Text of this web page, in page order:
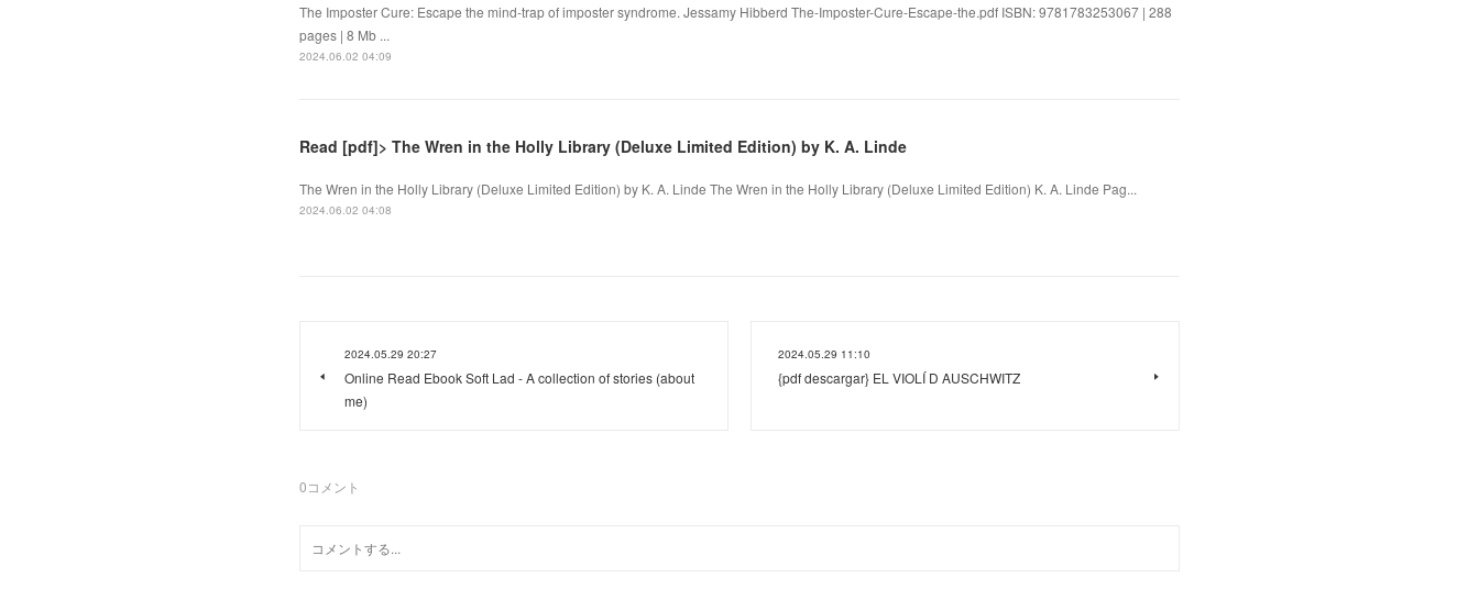
The Imposter Cure: Escape the mind-trap of imposter syndrome. Jessamy Hibberd The-Imposter-Cure-Escape-the.pdf ISBN: 9781783253067 | 288
pages | 8 Mb ...
2024.06.02 04:09
Read [pdf]> The Wren in the Holly Library (Deluxe Limited Edition) by K. A. Linde
The Wren in the Holly Library (Deluxe Limited Edition) by K. A. Linde The Wren in the Holly Library (Deluxe Limited Edition) K. A. Linde Pag...
2024.06.02 04:08
2024.05.29 20:27
Online Read Ebook Soft Lad - A collection of stories (about
me)
2024.05.29 11:10
{pdf descargar} EL VIOLÍ D AUSCHWITZ
0コメント